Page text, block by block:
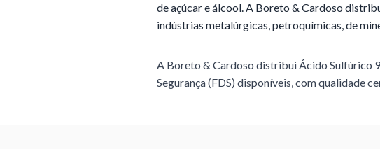
de açúcar e álcool. A Boreto & Cardoso
indústrias metalúrgicas, petroquímicas, de
A Boreto & Cardoso distribuiÁcido Sulfúrico
Segurança (FDS) disponíveis, com qualidade